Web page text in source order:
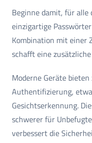
Beginne damit, für alle
einzigartige
Kombination mit einer
schafft eine
Moderne Geräte
Authentifizierung,
Gesichtserkennung.
schwerer für
verbessert die